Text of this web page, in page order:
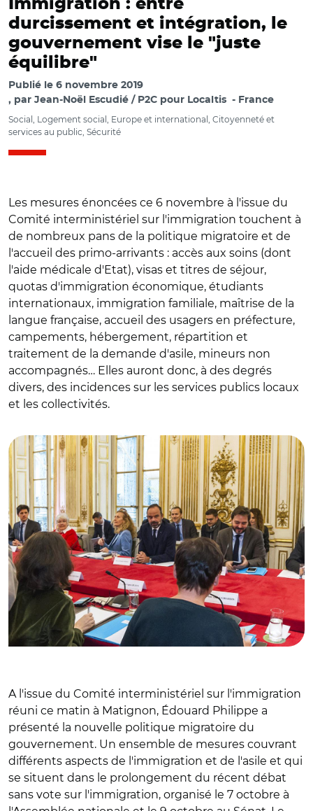
Immigration : entre
durcissement et intégration, le
gouvernement vise le "juste
équilibre"
Publié le 6 novembre 2019
par Jean-Noël Escudié / P2C pour Localtis France
Social, Logement social, Europe et international, Citoyenneté et
services au public, Sécurité
Les mesures énoncées ce 6 novembre à l'issue du
Comité interministériel sur l'immigration touchent à
de nombreux pans de la politique migratoire et de
l'accueil des primo-arrivants : accès aux soins (dont
l'aide médicale d'Etat), visas et titres de séjour,
quotas d'immigration économique, étudiants
internationaux, immigration familiale, maîtrise de la
langue française, accueil des usagers en préfecture,
campements, hébergement, répartition et
traitement de la demande d'asile, mineurs non
accompagnés… Elles auront donc, à des degrés
divers, des incidences sur les services publics locaux
et les collectivités.
A l'issue du Comité interministériel sur l'immigration
réuni ce matin à Matignon, Édouard Philippe a
présenté la nouvelle politique migratoire du
gouvernement. Un ensemble de mesures couvrant
différents aspects de l'immigration et de l'asile et qui
se situent dans le prolongement du récent débat
sans vote sur l'immigration, organisé le 7 octobre à